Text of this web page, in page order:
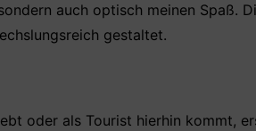
auch optisch meinen Spaß.
gestaltet.
oder als Tourist hierhin kommt,